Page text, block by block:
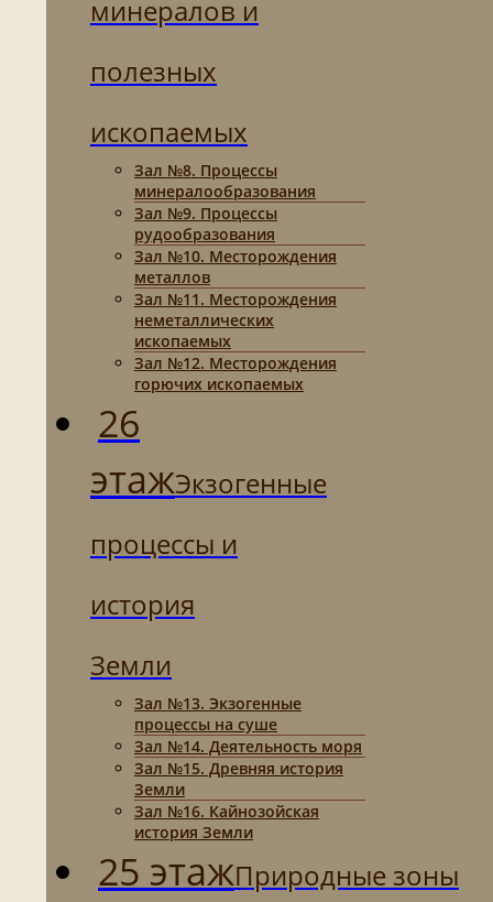
минералов и
полезных
ископаемых
Зал №8. Процессы
минералообразования
Зал №9. Процессы
рудообразования
Зал №10. Месторождения
металлов
Зал №11. Месторождения
неметаллических
ископаемых
Зал №12. Месторождения
горючих ископаемых
26
этажЭкзогенные
процессы и
история
Земли
Зал №13. Экзогенные
процессы на суше
Зал №14. Деятельность моря
Зал №15. Древняя история
Земли
Зал №16. Кайнозойская
история Земли
25 этажПриродные зоны